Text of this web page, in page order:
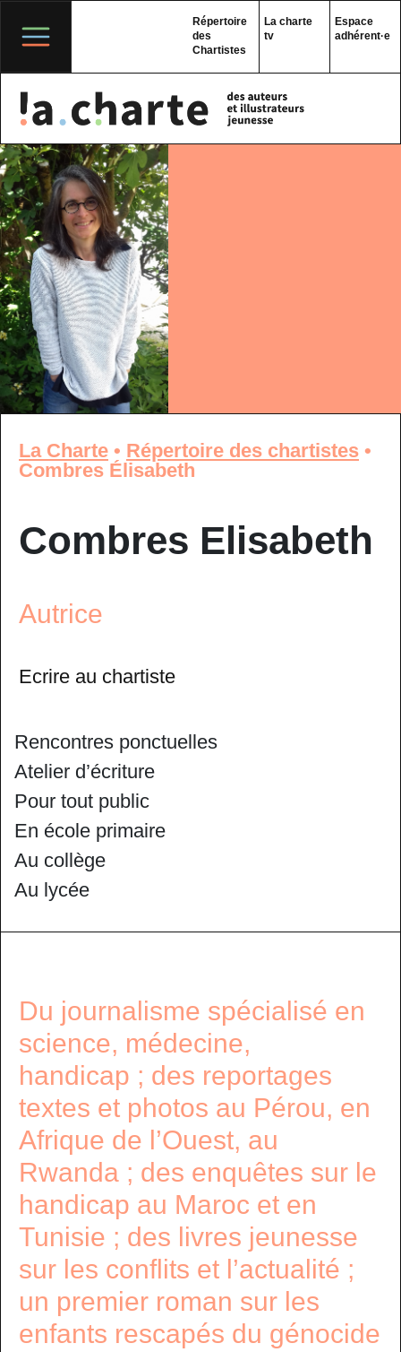
content
Répertoire
des
Chartistes
La charte
tv
Espace
adhérent·e
La Charte • Répertoire des chartistes •
Combres Élisabeth
Combres Elisabeth
Autrice
Ecrire au chartiste
Rencontres ponctuelles
Atelier d’écriture
Pour tout public
En école primaire
Au collège
Au lycée
Du journalisme spécialisé en
science, médecine,
handicap ; des reportages
textes et photos au Pérou, en
Afrique de l’Ouest, au
Rwanda ; des enquêtes sur le
handicap au Maroc et en
Tunisie ; des livres jeunesse
sur les conflits et l’actualité ;
un premier roman sur les
enfants rescapés du génocide